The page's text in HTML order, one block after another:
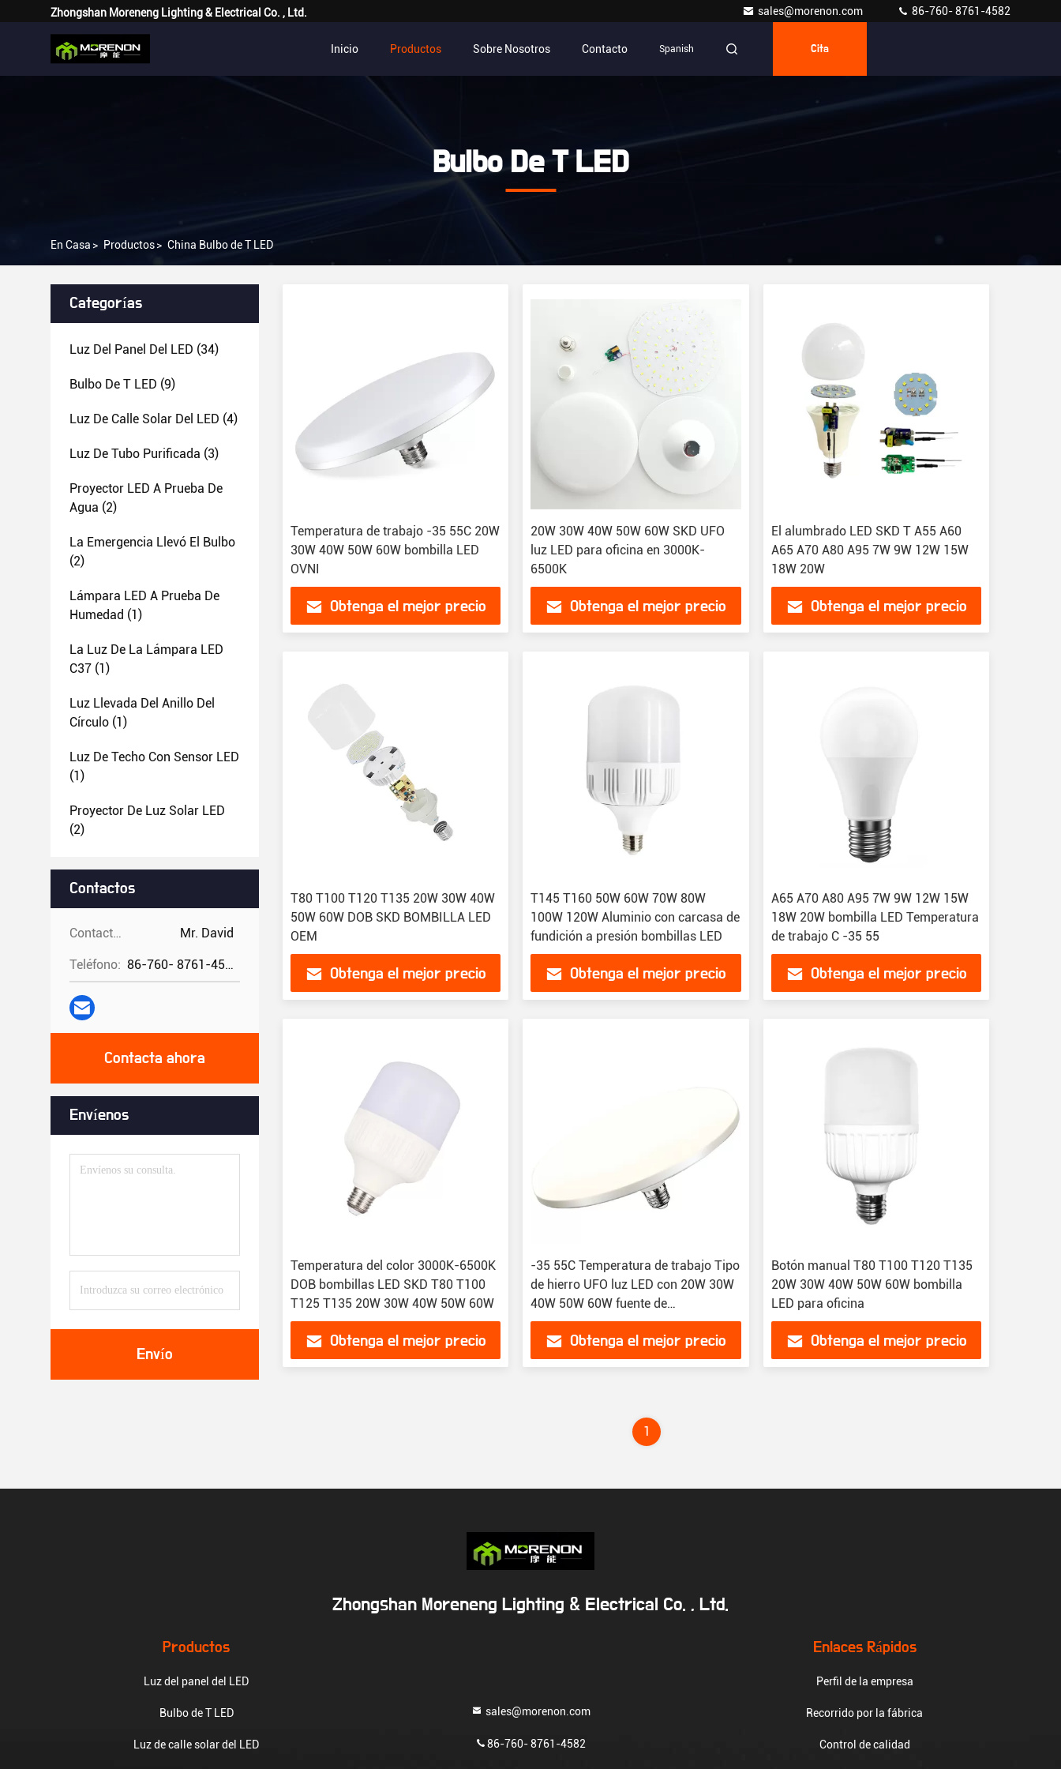
Zhongshan Moreneng Lighting & Electrical Co. , Ltd. sales@morenon.com 86-760- 8761-4582
Inicio Productos Sobre Nosotros Contacto Spanish Cita
Bulbo De T LED
En Casa > Productos> China Bulbo de T LED
Categorías
Luz Del Panel Del LED (34)
Bulbo De T LED (9)
Luz De Calle Solar Del LED (4)
Luz De Tubo Purificada (3)
Proyector LED A Prueba De
Agua (2)
La Emergencia Llevó El Bulbo
(2)
Lámpara LED A Prueba De
Humedad (1)
La Luz De La Lámpara LED
C37 (1)
Luz Llevada Del Anillo Del
Círculo (1)
Luz De Techo Con Sensor LED
(1)
Proyector De Luz Solar LED
(2)
Contactos
Contactos: Mr. David
Teléfono: 86-760- 8761-4582
Contacta ahora
Envíenos
Envío
Temperatura de trabajo -35 55C 20W
30W 40W 50W 60W bombilla LED
OVNI
Obtenga el mejor precio
20W 30W 40W 50W 60W SKD UFO
luz LED para oficina en 3000K-
6500K
Obtenga el mejor precio
El alumbrado LED SKD T A55 A60
A65 A70 A80 A95 7W 9W 12W 15W
18W 20W
Obtenga el mejor precio
T80 T100 T120 T135 20W 30W 40W
50W 60W DOB SKD BOMBILLA LED
OEM
Obtenga el mejor precio
T145 T160 50W 60W 70W 80W
100W 120W Aluminio con carcasa de
fundición a presión bombillas LED
Obtenga el mejor precio
A65 A70 A80 A95 7W 9W 12W 15W
18W 20W bombilla LED Temperatura
de trabajo C -35 55
Obtenga el mejor precio
Temperatura del color 3000K-6500K
DOB bombillas LED SKD T80 T100
T125 T135 20W 30W 40W 50W 60W
Obtenga el mejor precio
-35 55C Temperatura de trabajo Tipo
de hierro UFO luz LED con 20W 30W
40W 50W 60W fuente de
alimentación
Obtenga el mejor precio
Botón manual T80 T100 T120 T135
20W 30W 40W 50W 60W bombilla
LED para oficina
Obtenga el mejor precio
1
Zhongshan Moreneng Lighting & Electrical Co. , Ltd.
Productos
Luz del panel del LED
Bulbo de T LED
Luz de calle solar del LED
sales@morenon.com
86-760- 8761-4582
Enlaces Rápidos
Perfil de la empresa
Recorrido por la fábrica
Control de calidad